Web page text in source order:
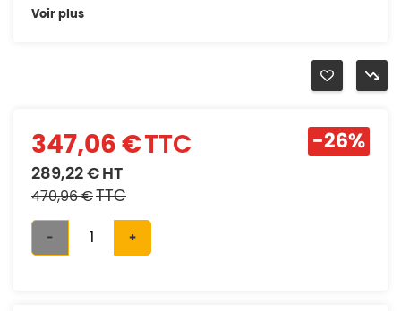
Voir plus
-26%
347,06 €TTC
289,22 €HT
470,96 €TTC
- +